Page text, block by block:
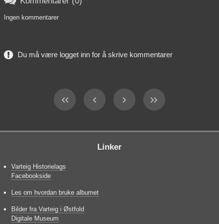
Ingen kommentarer
Du må være logget inn for å skrive kommentarer
Linker
Varteig Historielags
Facebookside
Les om hvordan bruke albumet
Bilder fra Varteig i Østfold
Digitale Museum